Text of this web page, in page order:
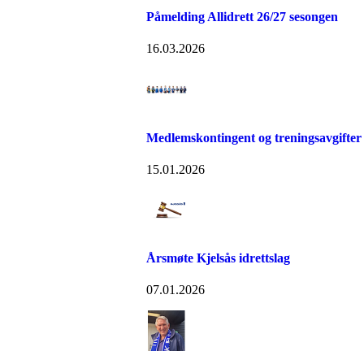
Påmelding Allidrett 26/27 sesongen
16.03.2026
Medlemskontingent og treningsavgifter
15.01.2026
Årsmøte Kjelsås idrettslag
07.01.2026